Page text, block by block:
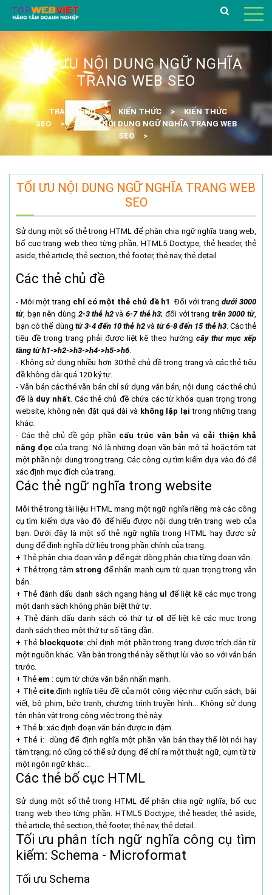
TỐI ƯU NỘI DUNG NGỮ NGHĨA
TRANG WEB SEO
TRANG CHỦ KIẾN THỨC
KIẾN THỨC
SEO
TỐI ƯU NỘI DUNG NGỮ NGHĨA TRANG WEB
SEO
TỐI ƯU NỘI DUNG NGỮ NGHĨA TRANG WEB
SEO
Sử dụng một số thẻ trong HTML để phân chia ngữ nghĩa trang web,
bố cục trang web theo từng phần. HTML5 Doctype, thẻ header, thẻ
aside, thẻ article, thẻ section, thẻ footer, thẻ nav, thẻ detail
Các thẻ chủ đề
- Mỗi một trang chỉ có một thẻ chủ đề h1 . Đối với trangdưới 3000
từ, bạn nên dùng 2-3 thẻ h2và 6-7 thẻ h3; đối với trang trên 3000 từ,
bạn có thể dùng từ 3-4 đến 10 thẻ h2và từ 6-8 đến 15 thẻ h3. Các thẻ
tiêu đề trong trang phải được liệt kê theo hướngcây thư mục xếp
tầng từ h1->h2->h3->h4->h5->h6.
- Không sử dụng nhiều hơn 30 thẻ chủ đề trong trang và các thẻ tiêu
đề không dài quá 120 ký tự.
- Văn bản các thẻ văn bản chỉ sử dụng văn bản, nội dung các thẻ chủ
đề là duy nhất. Các thẻ chủ đề chứa các từ khóa quan trọng trong
website, không nên đặt quá dài và không lặp lại trong những trang
khác.
- Các thẻ chủ đề góp phần cấu trúc văn bản và cải thiện khả
năng đọc của trang. Nó là những đoạn văn bản mô tả hoặc tóm tắt
một phần nội dung trong trang. Các công cụ tìm kiếm dựa vào đó để
xác định mục đích của trang.
Các thẻ ngữ nghĩa trong website
Mỗi thẻ trong tài liệu HTML mang một ngữ nghĩa riêng mà các công
cụ tìm kiếm dựa vào đó để hiểu được nội dung trên trang web của
bạn. Dưới đây là một số thẻ ngữ nghĩa trong HTML hay được sử
dụng để định nghĩa dữ liệu trong phần chính của trang.
+ Thẻ phân chia đoạn văn p để ngắt dòng phân chia từng đoạn văn.
+ Thẻ trọng tâm strong để nhấn mạnh cụm từ quan trọng trong văn
bản.
+ Thẻ đánh dấu danh sách ngang hàng ul để liệt kê các mục trong
một danh sách không phân biệt thứ tự.
+ Thẻ đánh dấu danh sách có thứ tự ol để liệt kê các mục trong
danh sách theo một thứ tự số tăng dần.
+ Thẻ blockquote: chỉ định một phần trong trang được trích dẫn từ
một nguồn khác. Văn bản trong thẻ này sẽ thụt lùi vào so với văn bản
trước.
+ Thẻ em : cụm từ chứa văn bản nhấn mạnh.
+ Thẻ cite:định nghĩa tiêu đề của một công việc như cuốn sách, bài
viết, bộ phim, bức tranh, chương trình truyền hình... Không sử dụng
tên nhân vật trong công việc trong thẻ này.
+ Thẻ b: xác định đoạn văn bản được in đậm.
+ Thẻ i: dùng để định nghĩa một phần văn bản thay thế lời nói hay
tâm trạng; nó cũng có thể sử dụng để chỉ ra một thuật ngữ, cụm từ từ
một ngôn ngữ khác...
Các thẻ bố cục HTML
Sử dụng một số thẻ trong HTML để phân chia ngữ nghĩa, bố cục
trang web theo từng phần. HTML5 Doctype, thẻ header, thẻ aside,
thẻ article, thẻ section, thẻ footer, thẻ nav, thẻ detail.
Tối ưu phân tích ngữ nghĩa công cụ tìm
kiếm: Schema - Microformat
Tối ưu Schema